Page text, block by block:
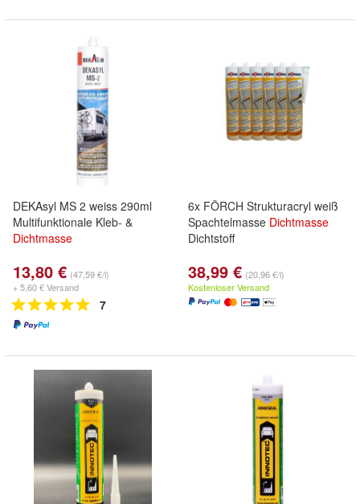
DEKAsyl MS 2 weiss 290ml
Multifunktionale Kleb- &
Dichtmasse
13,80 € (47,59 €/l)
+ 5,60 € Versand
7
6x FÖRCH Strukturacryl weiß
Spachtelmasse Dichtmasse
Dichtstoff
38,99 € (20,96 €/l)
Kostenloser Versand